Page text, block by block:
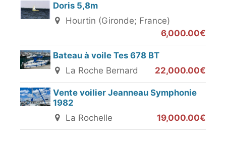
Doris 5,8m
Hourtin (Gironde; France)
6,000.00€
Bateau à voile Tes 678 BT
La Roche Bernard
22,000.00€
Vente voilier Jeanneau Symphonie
1982
La Rochelle
19,000.00€